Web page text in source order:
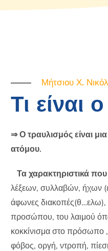
Μήτσιου Χ.
Τι είναι
⇒Ο τραυλισμός είναι
ατόμου.
Τα χαρακτηριστικά
λέξεων, συλλαβών, ήχων
άφωνες διακοπές(θ…ελω),
προσώπου, του λαιμού
κοκκίνισμα στο πρόσωπο
φόβος, οργή, ντροπή,